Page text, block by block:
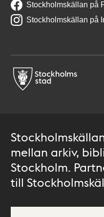
Stockholmskällan på
Stockholmskällan på
mellan arkiv,
Stockholm.
till